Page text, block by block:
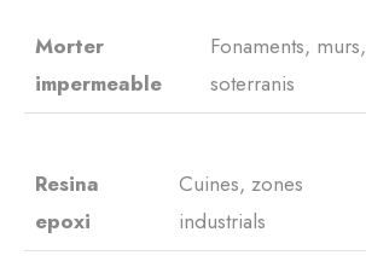
Morter
impermeable
Fonaments, murs,
soterranis
Resina
epoxi
Cuines, zones
industrials